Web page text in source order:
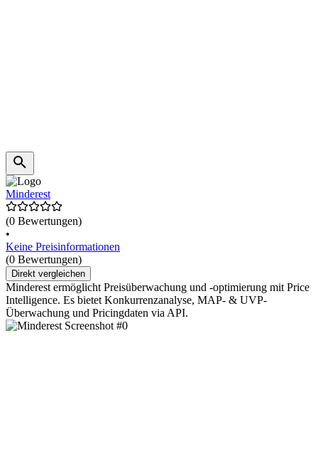
Minderest
(0 Bewertungen)
•
Keine Preisinformationen
(0 Bewertungen)
Direkt vergleichen
Minderest ermöglicht Preisüberwachung und -optimierung mit Price
Intelligence. Es bietet Konkurrenzanalyse, MAP- & UVP-
Überwachung und Pricingdaten via API.